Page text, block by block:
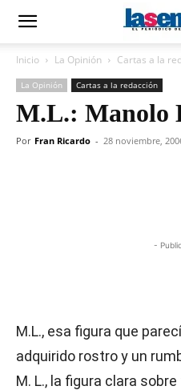
Inicio La Opinión Cartas a la
La Opinión Cartas a la redacción
M.L.: Manolo
Por Fran Ricardo - 28 noviembre,
-
M.L., esa figura que
adquirido rostro y un
M. L., la figura clara